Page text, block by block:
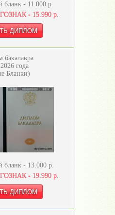
бланк - 11.000 р.
ГОЗНАК - 15.990 р.
бакалавра
года
Бланки)
бланк - 13.000р.
ГОЗНАК - 19.990 р.